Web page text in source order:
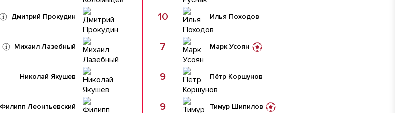
Дмитрий Прокудин
Михаил Лазебный
Николай Якушев
Филипп Леонтьевский
Илья Походов
10
Марк Усоян
7
Пëтр Коршунов
9
Тимур Шипилов
9